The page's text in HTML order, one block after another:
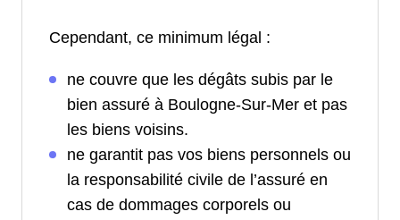
Cependant, ce minimum légal :
ne couvre que les dégâts subis par le
bien assuré à Boulogne-Sur-Mer et pas
les biens voisins.
ne garantit pas vos biens personnels ou
la responsabilité civile de l’assuré en
cas de dommages corporels ou